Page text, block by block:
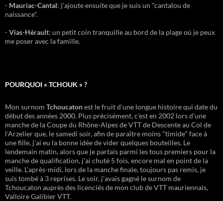
- Mauriac-Cantal: j'ajoute ensuite que je suis un "cantalou de
naissance".
-Vias-Hérault: un petit coin tranquille au bord de la plage où je peux
me poser avec la famille.
POURQUOI « TCHOUK » ?
Mon surnom Tchoucatonest le fruit d'une longue histoire qui date du
début des années 2000. Plus précisément, c'est en 2002 lors d'une
manche de la Coupe du Rhône-Alpes de VTT de Descente au Col de
l'Arzelier que, le samedi soir, afin de paraître moins "timide" face à
une fille, j'ai eu la bonne idée de vider quelques bouteilles. Le
lendemain matin, alors que je partais parmi les tous premiers pour la
manche de qualification, j'ai chuté 5 fois, encore mal en point de la
veille. L'après-midi, lors de la manche finale, toujours pas remis, je
suis tombé à 3 reprises. Le soir, j'avais gagné le surnom de
Tchoucaton auprès des licenciés de mon club de VTT mauriennais,
Valloire Galibier VTT.